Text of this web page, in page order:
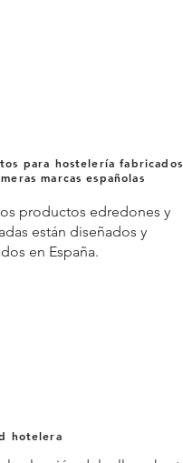
para hostelería fabricados
marcas españolas
productos edredones y
están diseñados y
en España.
hotelera